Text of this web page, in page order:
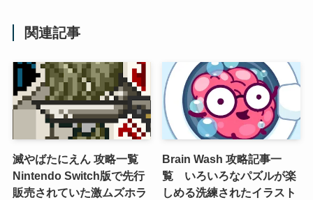
関連記事
滅やばたにえん 攻略一覧
Nintendo Switch版で先行
販売されていた激ムズホラ
Brain Wash 攻略記事一
覧 いろいろなパズルが楽
しめる洗練されたイラスト